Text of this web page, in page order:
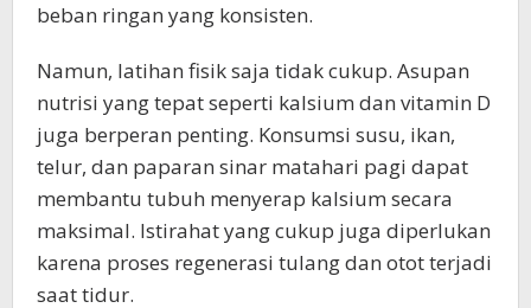
beban ringan yang konsisten.
Namun, latihan fisik saja tidak cukup. Asupan
nutrisi yang tepat seperti kalsium dan vitamin D
juga berperan penting. Konsumsi susu, ikan,
telur, dan paparan sinar matahari pagi dapat
membantu tubuh menyerap kalsium secara
maksimal. Istirahat yang cukup juga diperlukan
karena proses regenerasi tulang dan otot terjadi
saat tidur.